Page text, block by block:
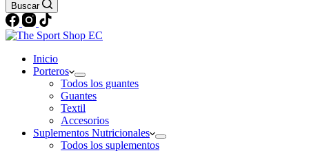
Buscar
Inicio
Porteros
Todos los guantes
Guantes
Textil
Accesorios
Suplementos Nutricionales
Todos los suplementos